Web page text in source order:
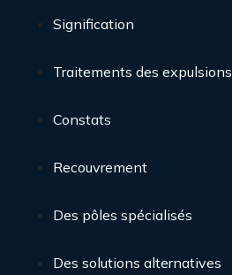
Signification
Traitements des expulsions
Constats
Recouvrement
Des pôles spécialisés
Des solutions alternatives